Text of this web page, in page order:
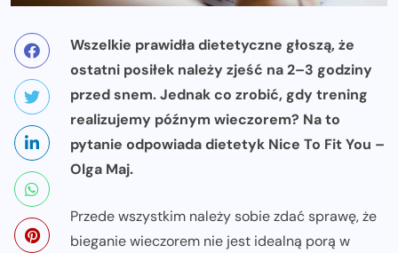
Wszelkie prawidła dietetyczne głoszą, że
ostatni posiłek należy zjeść na 2–3 godziny
przed snem. Jednak co zrobić, gdy trening
realizujemy późnym wieczorem? Na to
pytanie odpowiada dietetyk Nice To Fit You –
Olga Maj.
Przede wszystkim należy sobie zdać sprawę, że
bieganie wieczorem nie jest idealną porą w